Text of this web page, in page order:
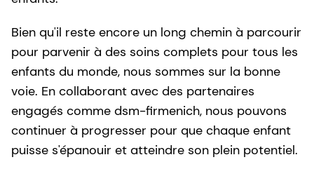
Bien qu'il reste encore un long chemin à parcourir
pour parvenir à des soins complets pour tous les
enfants du monde, nous sommes sur la bonne
voie. En collaborant avec des partenaires
engagés comme dsm-firmenich, nous pouvons
continuer à progresser pour que chaque enfant
puisse s'épanouir et atteindre son plein potentiel.